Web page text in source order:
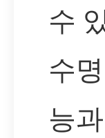
수
수
능